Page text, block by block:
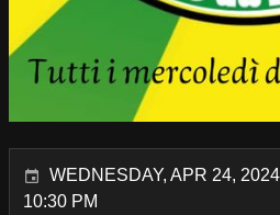
WEDNESDAY, APR 24,
10:30 PM